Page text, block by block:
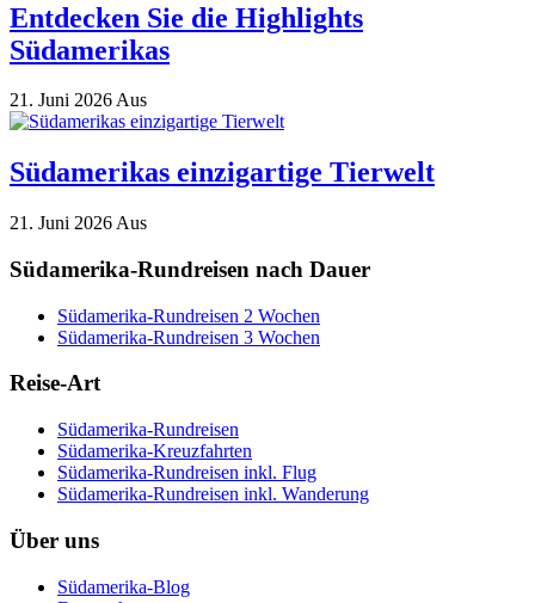
Entdecken Sie die Highlights
Südamerikas
21. Juni 2026Aus
Südamerikas einzigartige Tierwelt
21. Juni 2026 Aus
Südamerika-Rundreisen nach Dauer
Südamerika-Rundreisen 2 Wochen
Südamerika-Rundreisen 3 Wochen
Reise-Art
Südamerika-Rundreisen
Südamerika-Kreuzfahrten
Südamerika-Rundreisen inkl. Flug
Südamerika-Rundreisen inkl. Wanderung
Über uns
Südamerika-Blog